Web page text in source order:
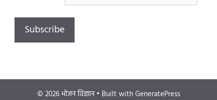
© 2026 भोजन विज्ञान• Built with GeneratePress